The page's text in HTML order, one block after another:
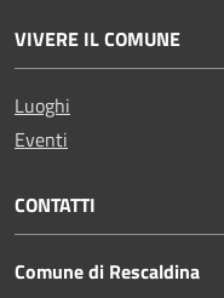
VIVERE IL COMUNE
Luoghi
Eventi
CONTATTI
Comune di Rescaldina